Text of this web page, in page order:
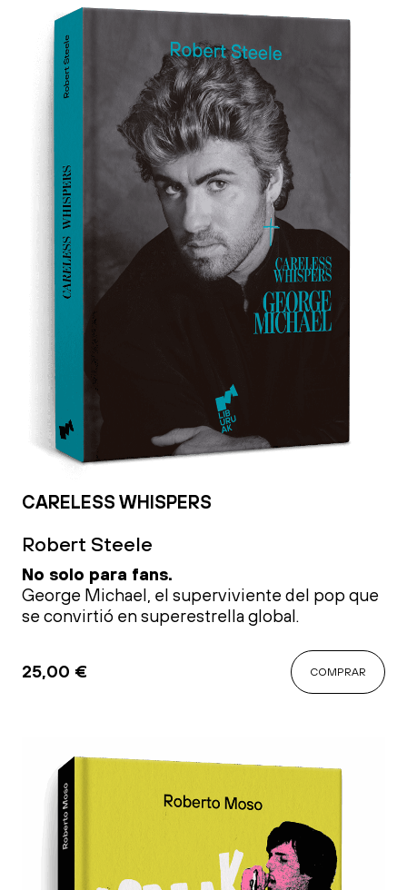
CARELESS WHISPERS
Robert Steele
No solo para fans.
George Michael, el superviviente del pop que
se convirtió en superestrella global.
25,00 € COMPRAR